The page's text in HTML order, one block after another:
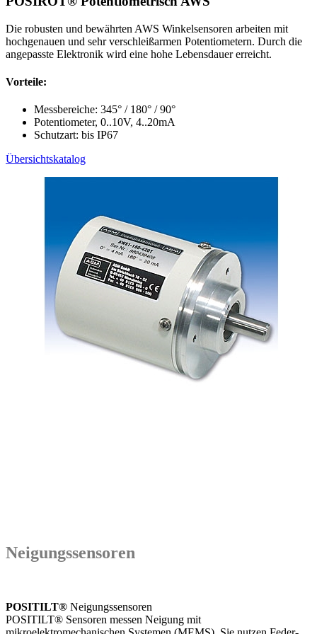
Die robusten und bewährten AWS Winkelsensoren arbeiten mit
hochgenauen und sehr verschleißarmen Potentiometern. Durch die
angepasste Elektronik wird eine hohe Lebensdauer erreicht.
Vorteile:
Messbereiche: 345° / 180° / 90°
Potentiometer, 0..10V, 4..20mA
Schutzart: bis IP67
Übersichtskatalog
Neigungssensoren
POSITILT® Neigungssensoren
POSITILT® Sensoren messen Neigung mit